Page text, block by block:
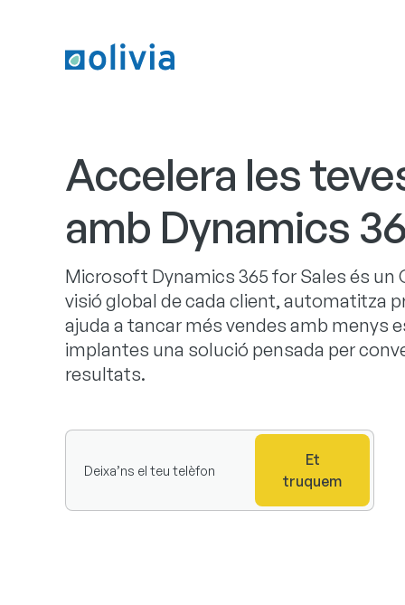
Accelera les
amb Dynamics
Microsoft Dynamics 365 for Sales és un
visió global de cada client, automatitza
ajuda a tancar més vendes amb menys
implantes una solució pensada per
resultats.
Et
truquem